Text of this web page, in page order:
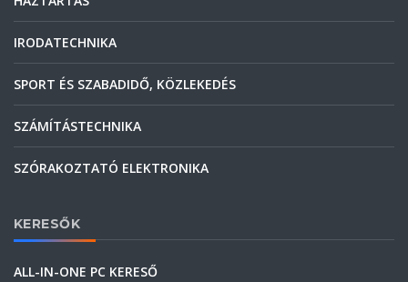
IRODATECHNIKA
SPORT ÉS SZABADIDŐ, KÖZLEKEDÉS
SZÁMÍTÁSTECHNIKA
SZÓRAKOZTATÓ ELEKTRONIKA
KERESŐK
ALL-IN-ONE PC KERESŐ